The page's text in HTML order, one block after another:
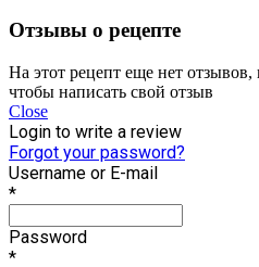
Отзывы о рецепте
На этот рецепт еще нет
чтобы написать свой отзыв
Close
Login to write a review
Forgot your password?
Username or E-mail
*
Password
*